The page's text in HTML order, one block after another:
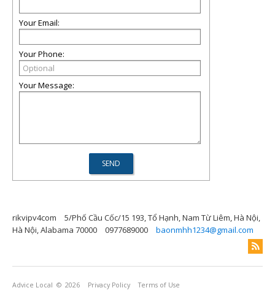
Your Email:
Your Phone:
Your Message:
rikvipv4com
5/Phố Cầu Cốc/15 193, Tổ Hạnh, Nam Từ Liêm, Hà Nội,
Hà Nội, Alabama 70000
0977689000 baonmhh1234@gmail.com
Advice Local © 2026 Privacy Policy Terms of Use